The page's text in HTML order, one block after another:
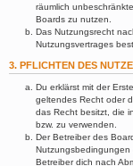
räumlich
Boards zu nutzen.
Das Nutzungsrecht
Nutzungsvertrages
3. PFLICHTEN DES
Du erklärst mit der
geltendes Recht oder
das Recht besitzt, die
bzw. zu verwenden.
Der Betreiber des
Nutzungsbedingungen
Betreiber dich nach